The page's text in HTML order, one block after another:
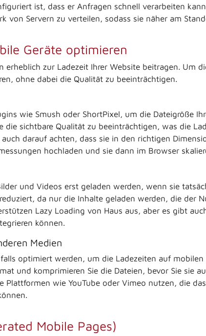
ist, dass er Anfragen schnell verarbeiten
von Servern zu verteilen, sodass sie näher am
Geräte optimieren
erheblich zur Ladezeit Ihrer Website beitragen. Um
ohne dabei die Qualität zu beeinträchtigen.
wie Smush oder ShortPixel, um die Dateigröße
die sichtbare Qualität zu beeinträchtigen, was die
darauf achten, dass sie in den richtigen
hochladen und sie dann im Browser
und Videos erst geladen werden, wenn sie
da nur die Inhalte geladen werden, die der
Lazy Loading von Haus aus, aber es gibt
können.
Medien
optimiert werden, um die Ladezeiten auf mobilen
und komprimieren Sie die Dateien, bevor Sie sie
Plattformen wie YouTube oder Vimeo nutzen, die
Mobile Pages)